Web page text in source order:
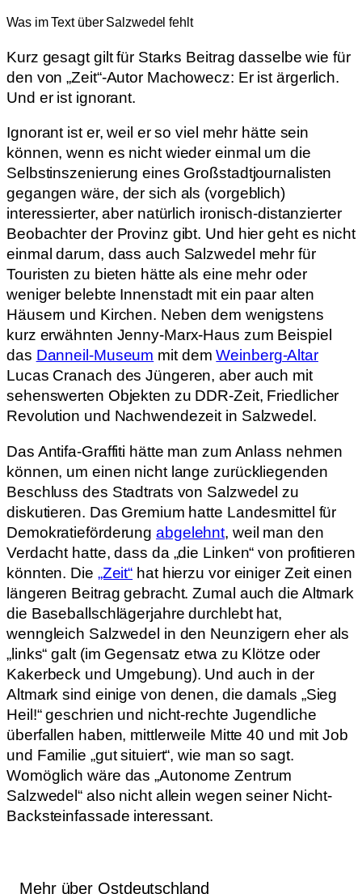
Was im Text über Salzwedel fehlt
Kurz gesagt gilt für Starks Beitrag dasselbe wie für
den von „Zeit“-Autor Machowecz: Er ist ärgerlich.
Und er ist ignorant.
Ignorant ist er, weil er so viel mehr hätte sein
können, wenn es nicht wieder einmal um die
Selbstinszenierung eines Großstadtjournalisten
gegangen wäre, der sich als (vorgeblich)
interessierter, aber natürlich ironisch-distanzierter
Beobachter der Provinz gibt. Und hier geht es nicht
einmal darum, dass auch Salzwedel mehr für
Touristen zu bieten hätte als eine mehr oder
weniger belebte Innenstadt mit ein paar alten
Häusern und Kirchen. Neben dem wenigstens
kurz erwähnten Jenny-Marx-Haus zum Beispiel
das Danneil-Museum mit demWeinberg-Altar
Lucas Cranach des Jüngeren, aber auch mit
sehenswerten Objekten zu DDR-Zeit, Friedlicher
Revolution und Nachwendezeit in Salzwedel.
Das Antifa-Graffiti hätte man zum Anlass nehmen
können, um einen nicht lange zurückliegenden
Beschluss des Stadtrats von Salzwedel zu
diskutieren. Das Gremium hatte Landesmittel für
Demokratieförderung abgelehnt, weil man den
Verdacht hatte, dass da „die Linken“ von profitieren
könnten. Die „Zeit“ hat hierzu vor einiger Zeit einen
längeren Beitrag gebracht. Zumal auch die Altmark
die Baseballschlägerjahre durchlebt hat,
wenngleich Salzwedel in den Neunzigern eher als
„links“ galt (im Gegensatz etwa zu Klötze oder
Kakerbeck und Umgebung). Und auch in der
Altmark sind einige von denen, die damals „Sieg
Heil!“ geschrien und nicht-rechte Jugendliche
überfallen haben, mittlerweile Mitte 40 und mit Job
und Familie „gut situiert“, wie man so sagt.
Womöglich wäre das „Autonome Zentrum
Salzwedel“ also nicht allein wegen seiner Nicht-
Backsteinfassade interessant.
Mehr über Ostdeutschland